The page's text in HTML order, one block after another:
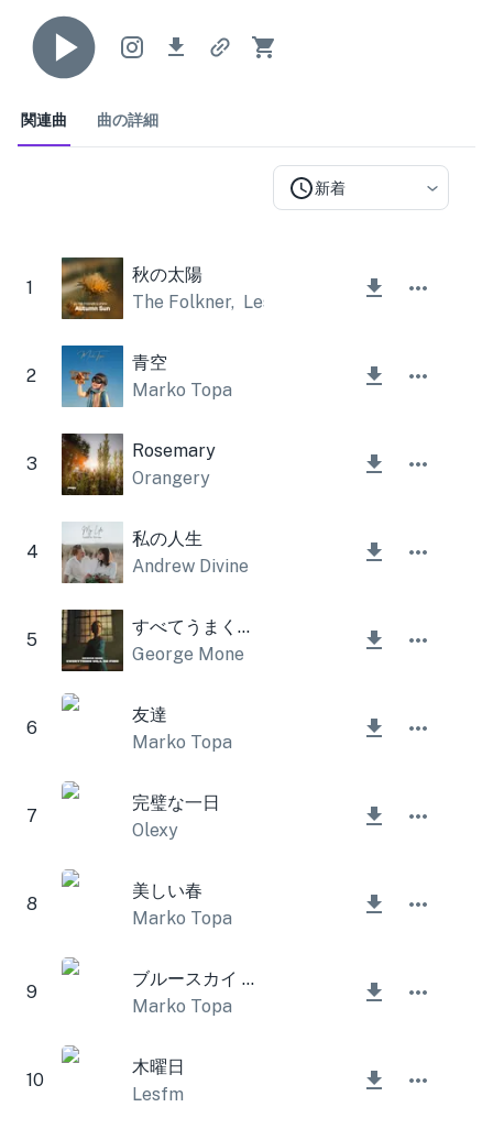
関連曲 曲の詳細
新着
1
秋の太陽
The Folkner, Lesfm
2
青空
Marko Topa
3
Rosemary
Orangery
4
私の人生
Andrew Divine
5
すべてうまくいく
George Mone
6
友達
Marko Topa
7
完璧な一日
Olexy
8
美しい春
Marko Topa
9
ブルースカイ インストゥルメンタル
Marko Topa
10
木曜日
Lesfm